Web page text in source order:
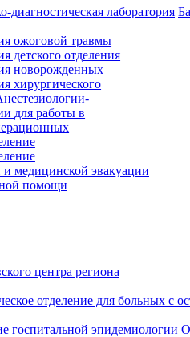
диагностическая лаборатория
ожоговой травмы
детского отделения
новорожденных
хирургического
для работы в
медицинской эвакуации
помощи
центра региона
отделение для больных с
госпитальной эпидемиологии